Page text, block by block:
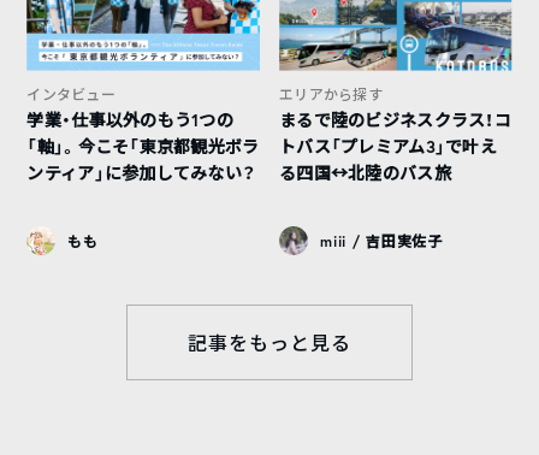
インタビュー
学業・仕事以外のもう1つの
「軸」。今こそ「東京都観光ボラ
ンティア」に参加してみない？
もも
エリアから探す
まるで陸のビジネスクラス！コ
トバス「プレミアム3」で叶え
る四国↔︎北陸のバス旅
miii / 吉田実佐子
記事をもっと見る